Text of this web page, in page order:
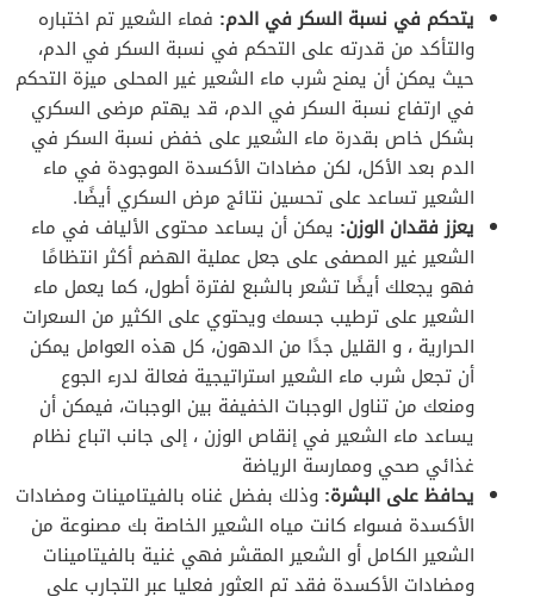
يتحكم في نسبة السكر في الدم: فماء الشعير تم اختباره
والتأكد من قدرته على التحكم في نسبة السكر في الدم،
حيث يمكن أن يمنح شرب ماء الشعير غير المحلى ميزة التحكم
في ارتفاع نسبة السكر في الدم، قد يهتم مرضى السكري
بشكل خاص بقدرة ماء الشعير على خفض نسبة السكر في
الدم بعد الأكل، لكن مضادات الأكسدة الموجودة في ماء
الشعير تساعد على تحسين نتائج مرض السكري أيضًا.
يعزز فقدان الوزن: يمكن أن يساعد محتوى الألياف في ماء
الشعير غير المصفى على جعل عملية الهضم أكثر انتظامًا
فهو يجعلك أيضًا تشعر بالشبع لفترة أطول، كما يعمل ماء
الشعير على ترطيب جسمك ويحتوي على الكثير من السعرات
الحرارية ، و القليل جدًا من الدهون، كل هذه العوامل يمكن
أن تجعل شرب ماء الشعير استراتيجية فعالة لدرء الجوع
ومنعك من تناول الوجبات الخفيفة بين الوجبات، فيمكن أن
يساعد ماء الشعير في إنقاص الوزن ، إلى جانب اتباع نظام
غذائي صحي وممارسة الرياضة
يحافظ على البشرة: وذلك بفضل غناه بالفيتامينات ومضادات
الأكسدة فسواء كانت مياه الشعير الخاصة بك مصنوعة من
الشعير الكامل أو الشعير المقشر فهي غنية بالفيتامينات
ومضادات الأكسدة فقد تم العثور فعليا عبر التجارب على